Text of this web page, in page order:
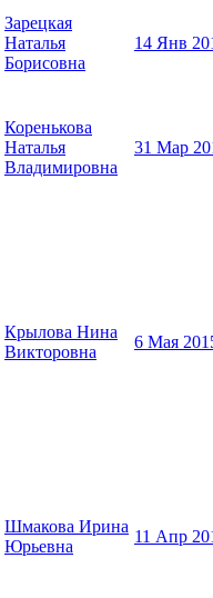
Зарецкая
Наталья
Борисовна
14 Янв
Коренькова
Наталья
Владимировна
31 Мар
Крылова Нина
Викторовна
6 Мая
Шмакова Ирина
Юрьевна
11 Апр